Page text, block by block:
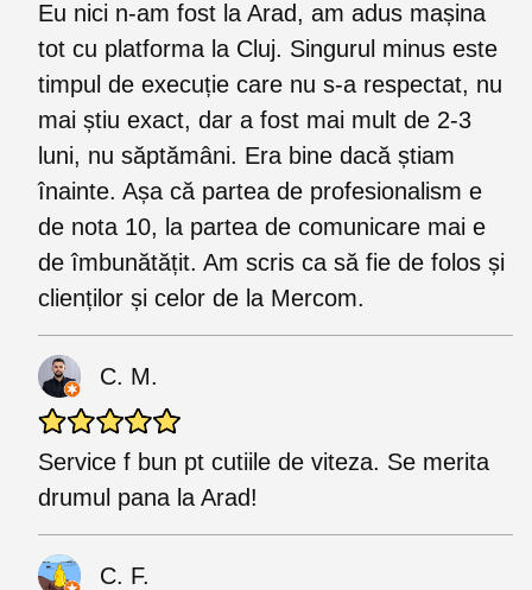
Eu nici n-am fost la Arad, am adus mașina
tot cu platforma la Cluj. Singurul minus este
timpul de execuție care nu s-a respectat, nu
mai știu exact, dar a fost mai mult de 2-3
luni, nu săptămâni. Era bine dacă știam
înainte. Așa că partea de profesionalism e
de nota 10, la partea de comunicare mai e
de îmbunătățit. Am scris ca să fie de folos și
clienților și celor de la Mercom.
C. M.
Service f bun pt cutiile de viteza. Se merita
drumul pana la Arad!
C. F.